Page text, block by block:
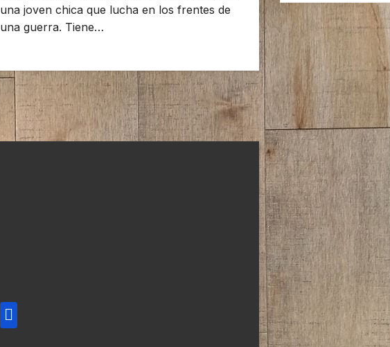
una joven chica que lucha en los frentes de
una guerra. Tiene…